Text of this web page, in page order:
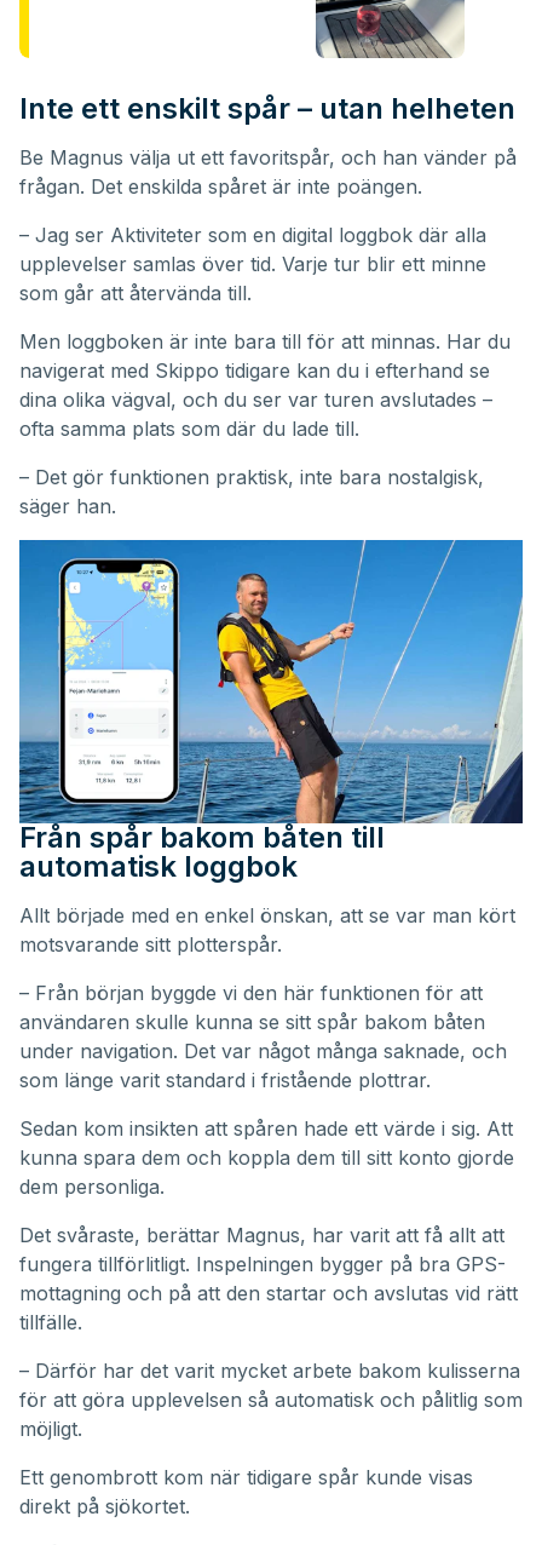
Inte ett enskilt spår – utan helheten
Be Magnus välja ut ett favoritspår, och han vänder på
frågan. Det enskilda spåret är inte poängen.
– Jag ser Aktiviteter som en digital loggbok där alla
upplevelser samlas över tid. Varje tur blir ett minne
som går att återvända till.
Men loggboken är inte bara till för att minnas. Har du
navigerat med Skippo tidigare kan du i efterhand se
dina olika vägval, och du ser var turen avslutades –
ofta samma plats som där du lade till.
– Det gör funktionen praktisk, inte bara nostalgisk,
säger han.
Från spår bakom båten till
automatisk loggbok
Allt började med en enkel önskan, att se var man kört
motsvarande sitt plotterspår.
– Från början byggde vi den här funktionen för att
användaren skulle kunna se sitt spår bakom båten
under navigation. Det var något många saknade, och
som länge varit standard i fristående plottrar.
Sedan kom insikten att spåren hade ett värde i sig. Att
kunna spara dem och koppla dem till sitt konto gjorde
dem personliga.
Det svåraste, berättar Magnus, har varit att få allt att
fungera tillförlitligt. Inspelningen bygger på bra GPS-
mottagning och på att den startar och avslutas vid rätt
tillfälle.
– Därför har det varit mycket arbete bakom kulisserna
för att göra upplevelsen så automatisk och pålitlig som
möjligt.
Ett genombrott kom när tidigare spår kunde visas
direkt på sjökortet.